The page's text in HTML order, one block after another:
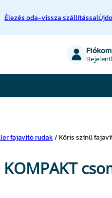
Élezés oda-vissza szállítással
Fiókom
fajavító rudak/ Kőris színű